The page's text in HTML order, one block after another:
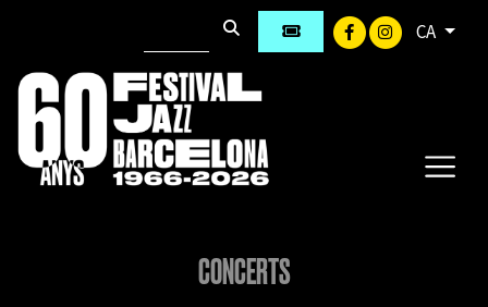
CA
CONCERTS